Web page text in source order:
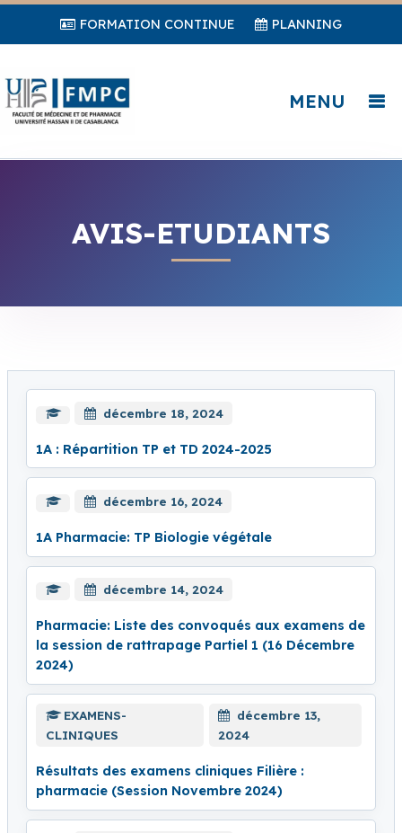
FORMATION CONTINUE PLANNING
MENU
AVIS-ETUDIANTS
décembre 18, 2024
1A : Répartition TP et TD 2024-2025
décembre 16, 2024
1A Pharmacie: TP Biologie végétale
décembre 14, 2024
Pharmacie: Liste des convoqués aux examens de
la session de rattrapage Partiel 1 (16 Décembre
2024)
EXAMENS-
CLINIQUES
décembre 13,
2024
Résultats des examens cliniques Filière :
pharmacie (Session Novembre 2024)